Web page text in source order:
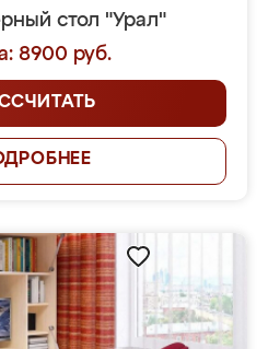
стол "Урал"
8900 руб.